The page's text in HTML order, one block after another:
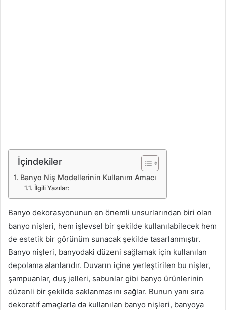
İçindekiler
Banyo Niş Modellerinin Kullanım Amacı
İlgili Yazılar:
Banyo dekorasyonunun en önemli unsurlarından biri olan
banyo nişleri, hem işlevsel bir şekilde kullanılabilecek hem
de estetik bir görünüm sunacak şekilde tasarlanmıştır.
Banyo nişleri, banyodaki düzeni sağlamak için kullanılan
depolama alanlarıdır. Duvarın içine yerleştirilen bu nişler,
şampuanlar, duş jelleri, sabunlar gibi banyo ürünlerinin
düzenli bir şekilde saklanmasını sağlar. Bunun yanı sıra
dekoratif amaçlarla da kullanılan banyo nişleri, banyoya